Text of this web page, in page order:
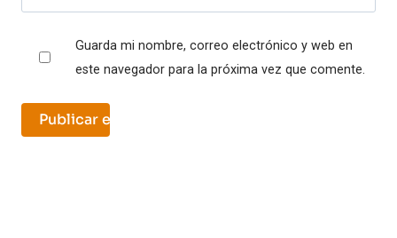
Guarda mi nombre, correo electrónico y web en
este navegador para la próxima vez que comente.